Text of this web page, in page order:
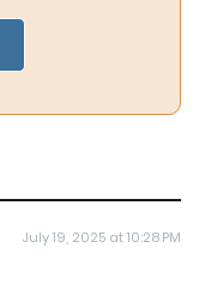
July 19, 2025 at 10:28 PM